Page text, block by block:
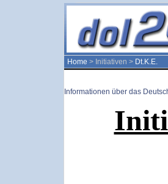
Home > Initiativen > Dt.K.E.
Informationen über das